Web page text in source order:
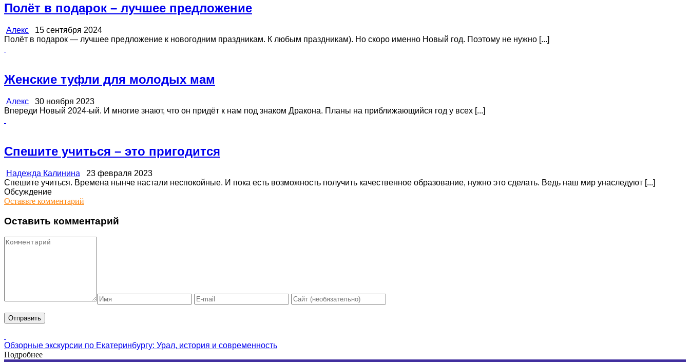
Полёт в подарок – лучшее предложение
Алекс 15 сентября 2024
Полёт в подарок — лучшее предложение к новогодним праздникам. К любым праздникам). Но скоро именно Новый год. Поэтому не нужно [...]
Женские туфли для молодых мам
Алекс 30 ноября 2023
Впереди Новый 2024-ый. И многие знают, что он придёт к нам под знаком Дракона. Планы на приближающийся год у всех [...]
Спешите учиться – это пригодится
Надежда Калинина 23 февраля 2023
Спешите учиться. Времена нынче настали неспокойные. И пока есть возможность получить качественное образование, нужно это сделать. Ведь наш мир унаследуют [...]
Обсуждение
Оставьте комментарий
Оставить комментарий
Обзорные экскурсии по Екатеринбургу: Урал, история и современность
Подробнее